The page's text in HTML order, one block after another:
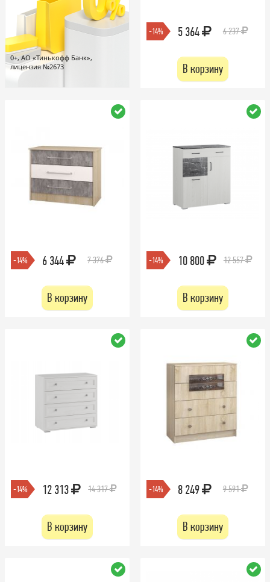
0+, АО «Тинькофф Банк»,
лицензия №2673
-14% 5 364 6 237
В корзину
-14% 6 344 7 376
В корзину
-14% 10 800 12 557
В корзину
-14% 12 313 14 317
В корзину
-14% 8 249 9 591
В корзину